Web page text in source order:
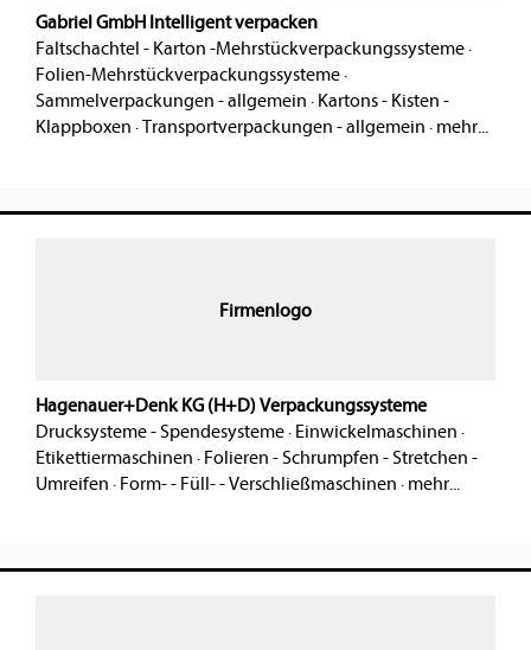
Gabriel GmbH Intelligent verpacken
Faltschachtel - Karton -Mehrstückverpackungssysteme·
Folien-Mehrstückverpackungssysteme·
Sammelverpackungen - allgemein · Kartons - Kisten -
Klappboxen ·Transportverpackungen - allgemein · mehr...
Firmenlogo
Hagenauer+Denk KG (H+D) Verpackungssysteme
Drucksysteme - Spendesysteme· Einwickelmaschinen ·
Etikettiermaschinen · Folieren - Schrumpfen - Stretchen -
Umreifen · Form- - Füll- - Verschließmaschinen · mehr...